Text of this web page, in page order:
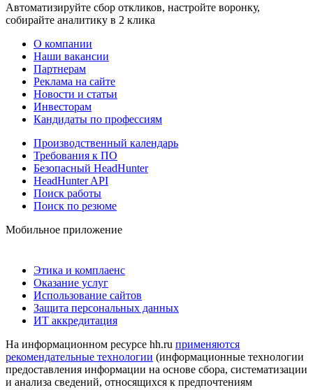
Автоматизируйте сбор откликов, настройте воронку,
собирайте аналитику в 2 клика
О компании
Наши вакансии
Партнерам
Реклама на сайте
Новости и статьи
Инвесторам
Кандидаты по профессиям
Производственный календарь
Требования к ПО
Безопасный HeadHunter
HeadHunter API
Поиск работы
Поиск по резюме
Мобильное приложение
Этика и комплаенс
Оказание услуг
Использование сайтов
Защита персональных данных
ИТ аккредитация
На информационном ресурсе hh.ru применяются
рекомендательные технологии (информационные технологии
предоставления информации на основе сбора, систематизации
и анализа сведений, относящихся к предпочтениям